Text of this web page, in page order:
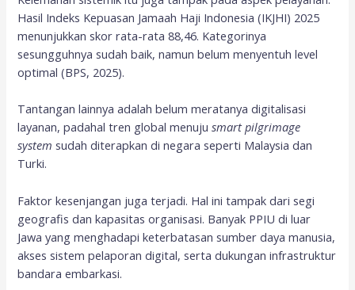
Hasil Indeks Kepuasan Jamaah Haji Indonesia (IKJHI) 2025
menunjukkan skor rata-rata 88,46. Kategorinya
sesungguhnya sudah baik, namun belum menyentuh level
optimal (BPS, 2025).
Tantangan lainnya adalah belum meratanya digitalisasi
layanan, padahal tren global menujusmart pilgrimage
system sudah diterapkan di negara seperti Malaysia dan
Turki.
Faktor kesenjangan juga terjadi. Hal ini tampak dari segi
geografis dan kapasitas organisasi. Banyak PPIU di luar
Jawa yang menghadapi keterbatasan sumber daya manusia,
akses sistem pelaporan digital, serta dukungan infrastruktur
bandara embarkasi.